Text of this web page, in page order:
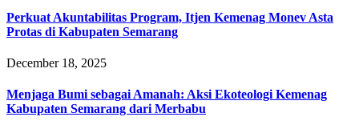
Perkuat Akuntabilitas Program, Itjen Kemenag Monev Asta
Protas di Kabupaten Semarang
December 18, 2025
Menjaga Bumi sebagai Amanah: Aksi Ekoteologi Kemenag
Kabupaten Semarang dari Merbabu